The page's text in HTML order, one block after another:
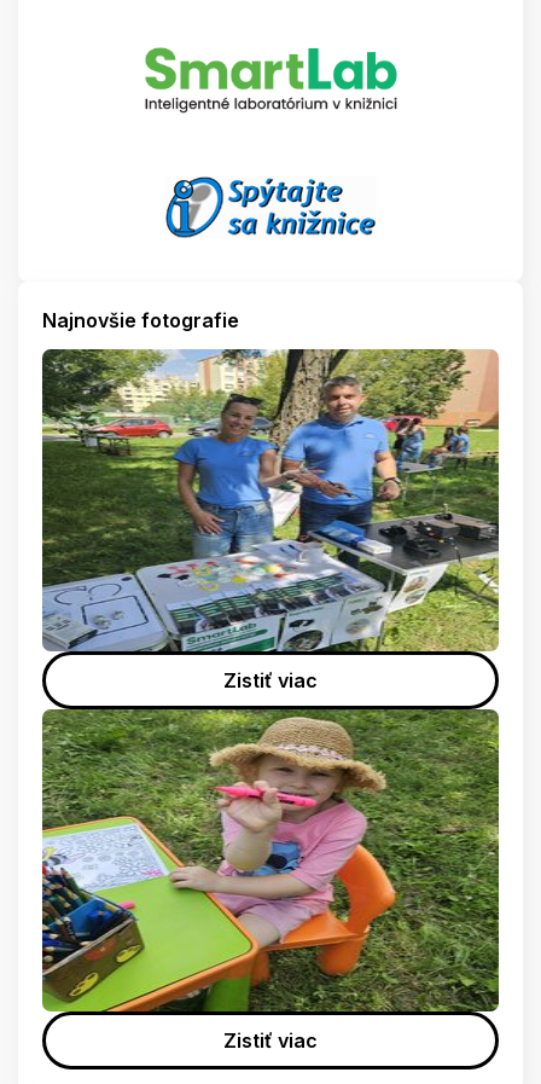
Najnovšie fotografie
Zistiť viac
Zistiť viac